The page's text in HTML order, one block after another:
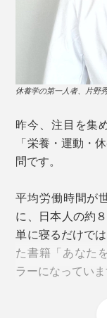
合。最初に感じ
り、奥に高級ス
ルド。合成香料
＜有機イオウ
写真は、VENEXスタン
スポーツをした
なった時に塗っ
ーに。カラダが
す。
休養学の第一人者、片野
昨今、注目を集
「栄養・運動・
問です。
平均労働時間が
に、日本人の約
単に寝るだけで
た書籍「あなた
ラーになっていま